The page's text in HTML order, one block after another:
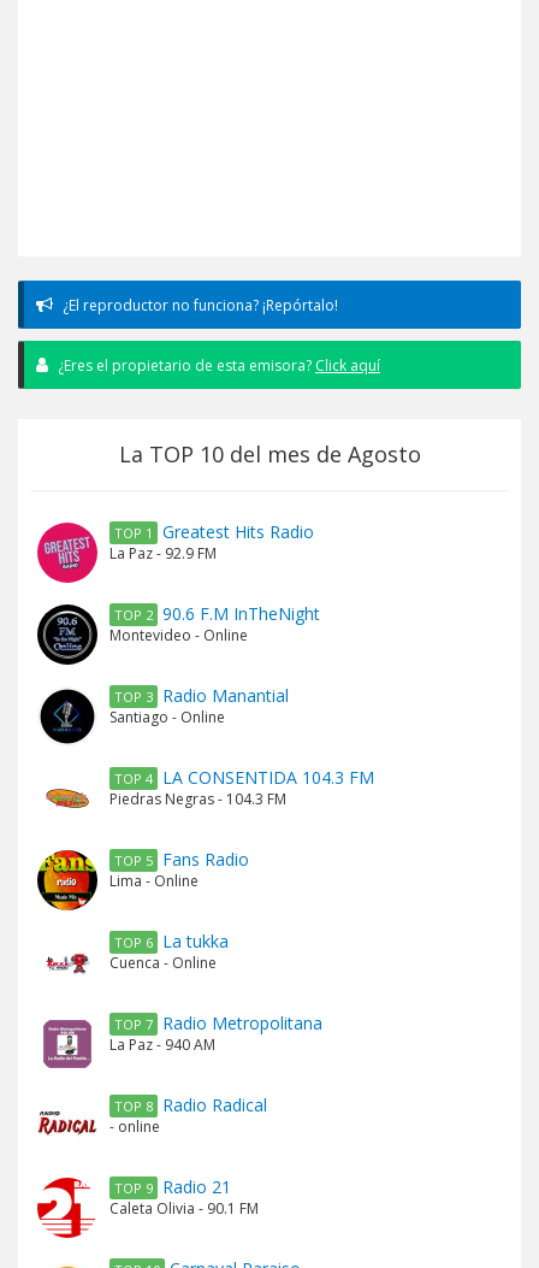
¿El reproductor no funciona? ¡Repórtalo!
¿Eres el propietario de esta emisora? Click aquí
La TOP 10 del mes de Agosto
TOP 1 Greatest Hits Radio
La Paz - 92.9 FM
TOP 2 90.6 F.M InTheNight
Montevideo - Online
TOP 3 Radio Manantial
Santiago - Online
TOP 4 LA CONSENTIDA 104.3 FM
Piedras Negras - 104.3 FM
TOP 5 Fans Radio
Lima - Online
TOP 6 La tukka
Cuenca - Online
TOP 7 Radio Metropolitana
La Paz - 940 AM
TOP 8 Radio Radical
- online
TOP 9 Radio 21
Caleta Olivia - 90.1 FM